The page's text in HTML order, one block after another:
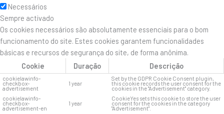
Necessários
Sempre activado
Os cookies necessários são absolutamente essenciais para o bom
funcionamento do site. Estes cookies garantem funcionalidades
básicas e recursos de segurança do site, de forma anônima.
Cookie
Duração Descrição
cookielawinfo-
checkbox-
advertisement
1 year
Set by the GDPR Cookie Consent plugin,
this cookie records the user consent for the
cookies in the "Advertisement" category.
cookielawinfo-
checkbox-
advertisement-en
1 year
CookieYes sets this cookie to store the user
consent for the cookies in the category
"Advertisement".